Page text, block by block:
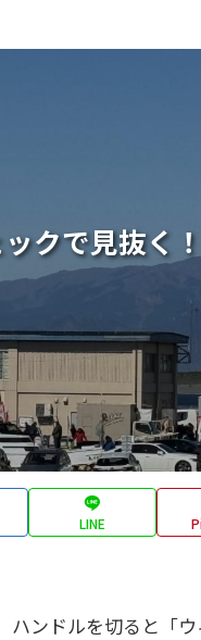
クで見抜く
LINE
ンドルを切ると「ウ